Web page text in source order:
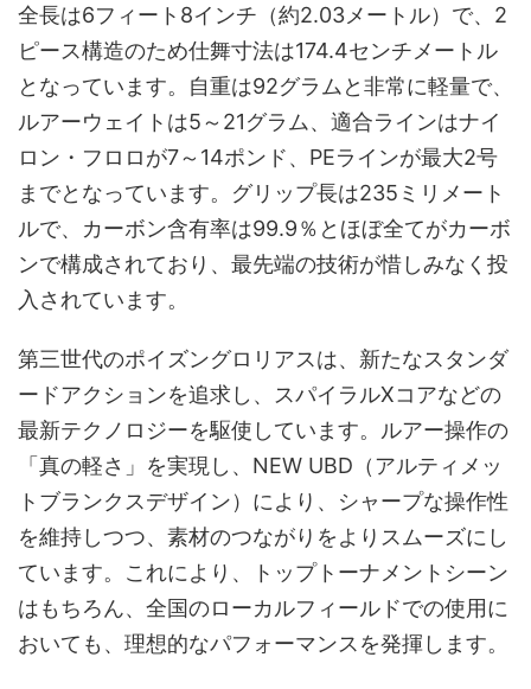
全長は6フィート8インチ（約2.03メートル）で、2
ピース構造のため仕舞寸法は174.4センチメートル
となっています。自重は92グラムと非常に軽量で、
ルアーウェイトは5～21グラム、適合ラインはナイ
ロン・フロロが7～14ポンド、PEラインが最大2号
までとなっています。グリップ長は235ミリメート
ルで、カーボン含有率は99.9％とほぼ全てがカーボ
ンで構成されており、最先端の技術が惜しみなく投
入されています。
第三世代のポイズングロリアスは、新たなスタンダ
ードアクションを追求し、スパイラルXコアなどの
最新テクノロジーを駆使しています。ルアー操作の
「真の軽さ」を実現し、NEW UBD（アルティメッ
トブランクスデザイン）により、シャープな操作性
を維持しつつ、素材のつながりをよりスムーズにし
ています。これにより、トップトーナメントシーン
はもちろん、全国のローカルフィールドでの使用に
おいても、理想的なパフォーマンスを発揮します。